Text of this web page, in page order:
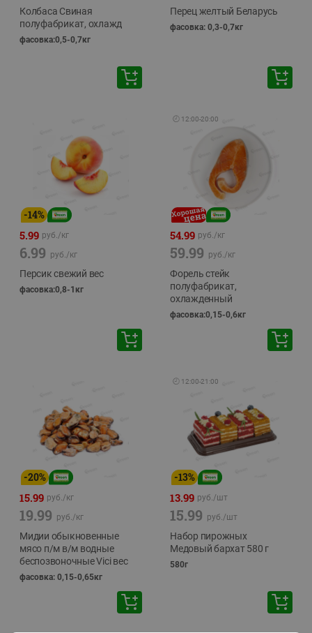
Колбаса Свиная
полуфабрикат, охлажд
фасовка:0,5-0,7кг
Перец желтый Беларусь
фасовка: 0,3-0,7кг
-14%
5.99 руб./кг
6.99 руб./кг
Персик свежий вес
фасовка:0,8-1кг
🕘 12:00-20:00
54.99 руб./кг
59.99 руб./кг
Форель стейк
полуфабрикат,
охлажденный
фасовка:0,15-0,6кг
-20%
15.99 руб./кг
19.99 руб./кг
Мидии обыкновенные
мясо п/м в/м водные
беспозвоночные Vici вес
фасовка: 0,15-0,65кг
🕘 12:00-21:00
-13%
13.99 руб./шт
15.99 руб./шт
Набор пирожных
Медовый бархат 580 г
580г